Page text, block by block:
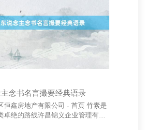
念书名言撮要经典语录
恒鑫房地产有限公司 - 首页 竹素是
卓绝的路线许昌锦义企业管理有限